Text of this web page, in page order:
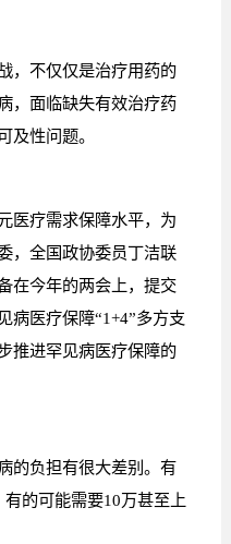
，不仅仅是治疗用药的
，面临缺失有效治疗药
及性问题。
医疗需求保障水平，为
，全国政协委员丁洁联
在今年的两会上，提交
病医疗保障“1+4”多方支
推进罕见病医疗保障的
的负担有很大差别。有
的可能需要10万甚至上